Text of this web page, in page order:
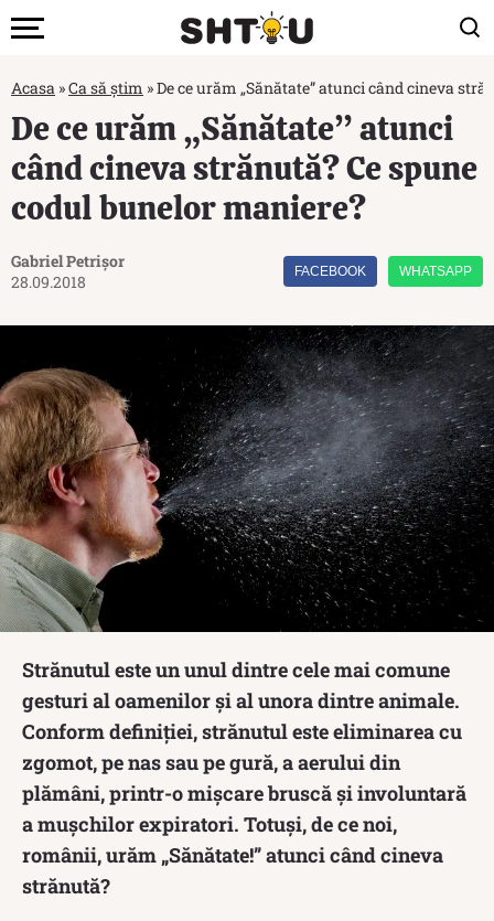
Acasa »Ca să știm »De ce urăm „Sănătate” atunci când cineva
De ce urăm „Sănătate” atunci
când cineva strănută? Ce spune
codul bunelor maniere?
Gabriel Petrișor
28.09.2018
FACEBOOK WHATSAPP
Strănutul este un unul dintre cele mai comune
gesturi al oamenilor și al unora dintre animale.
Conform definiției, strănutul este eliminarea cu
zgomot, pe nas sau pe gură, a aerului din
plămâni, printr-o mișcare bruscă și involuntară
a mușchilor expiratori. Totuși, de ce noi,
românii, urăm „Sănătate!” atunci când cineva
strănută?